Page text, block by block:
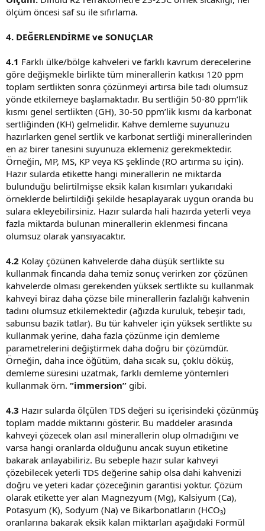
ölçüm öncesi saf su ile sıfırlama.
4. DEĞERLENDİRME ve SONUÇLAR
4.1 Farklı ülke/bölge kahveleri ve farklı kavrum derecelerine
göre değişmekle birlikte tüm minerallerin katkısı 120 ppm
toplam sertlikten sonra çözünmeyi artırsa bile tadı olumsuz
yönde etkilemeye başlamaktadır. Bu sertliğin 50-80 ppm’lik
kısmı genel sertlikten (GH), 30-50 ppm’lik kısmı da karbonat
sertliğinden (KH) gelmelidir. Kahve demleme suyunuzu
hazırlarken genel sertlik ve karbonat sertliği minerallerinden
en az birer tanesini suyunuza eklemeniz gerekmektedir.
Örneğin, MP, MS, KP veya KS şeklinde (RO artırma su için).
Hazır sularda etikette hangi minerallerin ne miktarda
bulunduğu belirtilmişse eksik kalan kısımları yukarıdaki
örneklerde belirtildiği şekilde hesaplayarak uygun oranda bu
sulara ekleyebilirsiniz. Hazır sularda hali hazırda yeterli veya
fazla miktarda bulunan minerallerin eklenmesi fincana
olumsuz olarak yansıyacaktır.
4.2 Kolay çözünen kahvelerde daha düşük sertlikte su
kullanmak fincanda daha temiz sonuç verirken zor çözünen
kahvelerde olması gerekenden yüksek sertlikte su kullanmak
kahveyi biraz daha çözse bile minerallerin fazlalığı kahvenin
tadını olumsuz etkilemektedir (ağızda kuruluk, tebeşir tadı,
sabunsu bazik tatlar). Bu tür kahveler için yüksek sertlikte su
kullanmak yerine, daha fazla çözünme için demleme
parametrelerini değiştirmek daha doğru bir çözümdür.
Örneğin, daha ince öğütüm, daha sıcak su, çoklu döküş,
demleme süresini uzatmak, farklı demleme yöntemleri
kullanmak örn. “immersion” gibi.
4.3 Hazır sularda ölçülen TDS değeri su içerisindeki çözünmüş
toplam madde miktarını gösterir. Bu maddeler arasında
kahveyi çözecek olan asıl minerallerin olup olmadığını ve
varsa hangi oranlarda olduğunu ancak suyun etiketine
bakarak anlayabiliriz. Bu sebeple hazır sular kahveyi
çözebilecek yeterli TDS değerine sahip olsa dahi kahvenizi
doğru ve yeteri kadar çözeceğinin garantisi yoktur. Çözüm
olarak etikette yer alan Magnezyum (Mg), Kalsiyum (Ca),
Potasyum (K), Sodyum (Na) ve Bikarbonatların (HCO₃)
oranlarına bakarak eksik kalan miktarları aşağıdaki Formül